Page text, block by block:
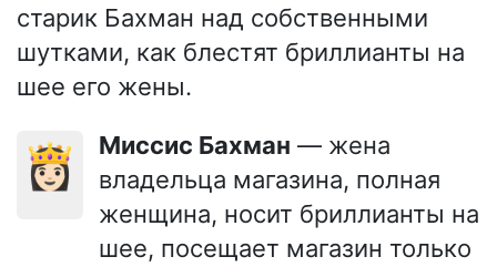
старик Бахман над собственными
шутками, как блестят бриллианты на
шее его жены.
👸🏻 Миссис Бахман — жена
владельца магазина, полная
женщина, носит бриллианты на
шее, посещает магазин только